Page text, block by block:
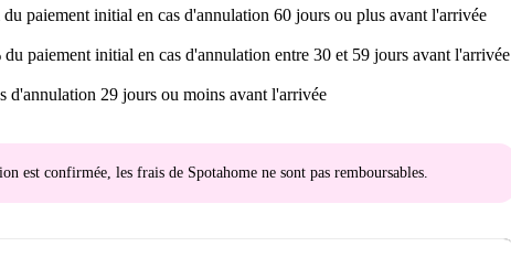
paiement initial en cas d'annulation 60 jours ou plus avant l'arrivée
du paiement initial en cas d'annulation entre 30 et 59 jours avant l'arrivée
d'annulation 29 jours ou moins avant l'arrivée
est confirmée, les frais de Spotahome ne sont pas remboursables.